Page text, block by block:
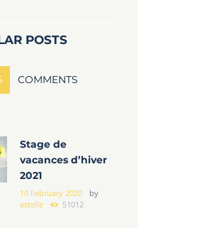
POSTS
COMMENTS
Stage de
vacances d’hiver
2021
10 February 2020
by
estelle
51012